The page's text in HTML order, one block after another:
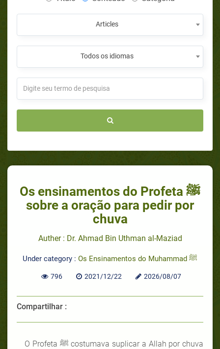
Articles
Todos os idiomas
Os ensinamentos do Profeta ﷺ
sobre a oração para pedir por
chuva
Auther : Dr. Ahmad Bin Uthman al-Maziad
Under category : Os Ensinamentos do Muhammad ﷺ
796 2021/12/22 2026/08/07
Compartilhar :
O Profeta ﷺ costumava suplicar a Allah por chuva